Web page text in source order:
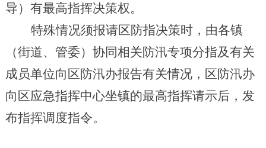
导）有最高指挥决策权。
特殊情况须报请区防指决策时，由各镇
（街道、管委） 协同相关防汛专项分指及有关
成员单位向区防汛办报告有关情况，区防汛办
向区应急指挥中心坐镇的最高指挥请示后，发
布指挥调度指令。